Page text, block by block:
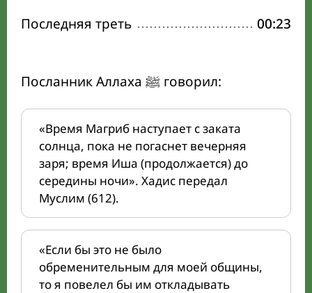
Последняя треть
00:23
Посланник Аллаха ﷺ говорил:
«Время Магриб наступает с заката
солнца, пока не погаснет вечерняя
заря; время Иша (продолжается) до
середины ночи». Хадис передал
Муслим (612).
«Если бы это не было
обременительным для моей общины,
то я повелел бы им откладывать